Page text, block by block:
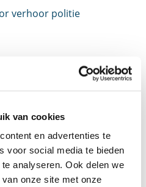
van cookies
en advertenties te
voor social media te bieden
analyseren. Ook delen we
onze site met onze
verhoor politie
door drugs
door snelheid